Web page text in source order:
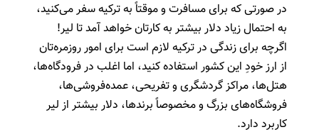
در صورتی که برای مسافرت و موقتاً به ترکیه سفر می‌کنید،
به احتمال زیاد دلار بیشتر به کارتان خواهد آمد تا لیر!
اگرچه برای زندگی در ترکیه لازم است برای امور روزمره‌تان
از ارز خودِ این کشور استفاده کنید، اما اغلب در فرودگاه‌ها،
هتل‌ها، مراکز گردشگری و تفریحی، عمده‌فروشی‌ها،
فروشگاه‌های بزرگ و مخصوصاً برندها، دلار بیشتر از لیر
کاربرد دارد.